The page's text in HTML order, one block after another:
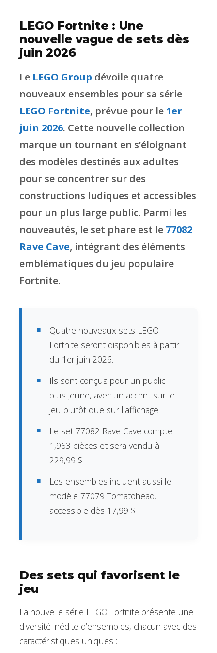
LEGO Fortnite : Une
nouvelle vague de sets dès
juin 2026
Le LEGO Group dévoile quatre
nouveaux ensembles pour sa série
LEGO Fortnite, prévue pour le 1er
juin 2026. Cette nouvelle collection
marque un tournant en s’éloignant
des modèles destinés aux adultes
pour se concentrer sur des
constructions ludiques et accessibles
pour un plus large public. Parmi les
nouveautés, le set phare est le 77082
Rave Cave, intégrant des éléments
emblématiques du jeu populaire
Fortnite.
Quatre nouveaux sets LEGO
Fortnite seront disponibles à partir
du 1er juin 2026.
Ils sont conçus pour un public
plus jeune, avec un accent sur le
jeu plutôt que sur l’affichage.
Le set 77082 Rave Cave compte
1,963 pièces et sera vendu à
229,99 $.
Les ensembles incluent aussi le
modèle 77079 Tomatohead,
accessible dès 17,99 $.
Des sets qui favorisent le
jeu
La nouvelle série LEGO Fortnite présente une
diversité inédite d’ensembles, chacun avec des
caractéristiques uniques :